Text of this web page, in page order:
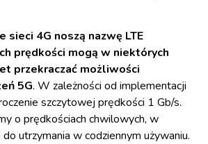
sieci 4G noszą nazwę LTE
prędkości mogą w niektórych
przekraczać możliwości
5G. W zależności od implementacji
szczytowej prędkości 1 Gb/s.
o prędkościach chwilowych, w
utrzymania w codziennym używaniu.